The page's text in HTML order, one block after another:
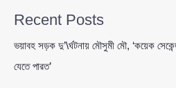
ঘিরে
নতুন
Recent Posts
ভয়াবহ সড়ক দু’\র্ঘটনায় মৌসুমী মৌ, ‘কয়েক
যেতে পারত’